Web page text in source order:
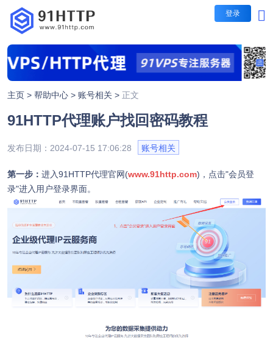
登录
短效代理
长效代理
隧道代理
短效代理
每日提取IP无限制
IP时效：1/3/5/10/30分
按IP计费，业务长期有效
主页 > 帮助中心 > 账号相关 > 正文
91HTTP代理账户找回密码教程
发布日期：2024-07-15 17:06:28 账号相关
第一步： 进入91HTTP代理官网(www.91http.com)， 点击"会员登
录"进入用户登录界面。